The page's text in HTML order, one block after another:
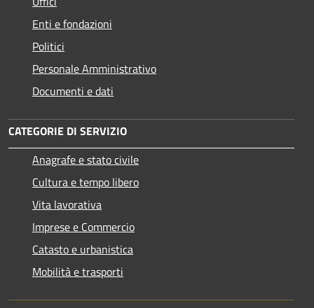
Enti e fondazioni
Politici
Personale Amministrativo
Documenti e dati
CATEGORIE DI SERVIZIO
Anagrafe e stato civile
Cultura e tempo libero
Vita lavorativa
Imprese e Commercio
Catasto e urbanistica
Mobilità e trasporti